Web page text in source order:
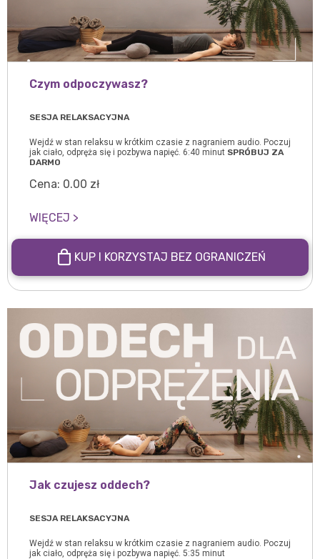
Czym odpoczywasz?
SESJA RELAKSACYJNA
Wejdź w stan relaksu w krótkim czasie z nagraniem audio. Poczuj
jak ciało, odpręża się i pozbywa napięć. 6:40 minut SPRÓBUJ ZA
DARMO
Cena: 0.00 zł
WIĘCEJ >
KUP I KORZYSTAJ BEZ OGRANICZEŃ
Jak czujesz oddech?
SESJA RELAKSACYJNA
Wejdź w stan relaksu w krótkim czasie z nagraniem audio. Poczuj
jak ciało, odpręża się i pozbywa napięć. 5:35 minut